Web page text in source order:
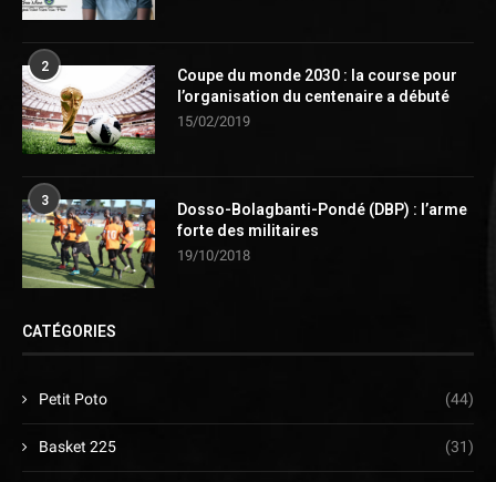
2
Coupe du monde 2030 : la course pour
l’organisation du centenaire a débuté
15/02/2019
3
Dosso-Bolagbanti-Pondé (DBP) : l’arme
forte des militaires
19/10/2018
CATÉGORIES
Petit Poto (44)
Basket 225 (31)